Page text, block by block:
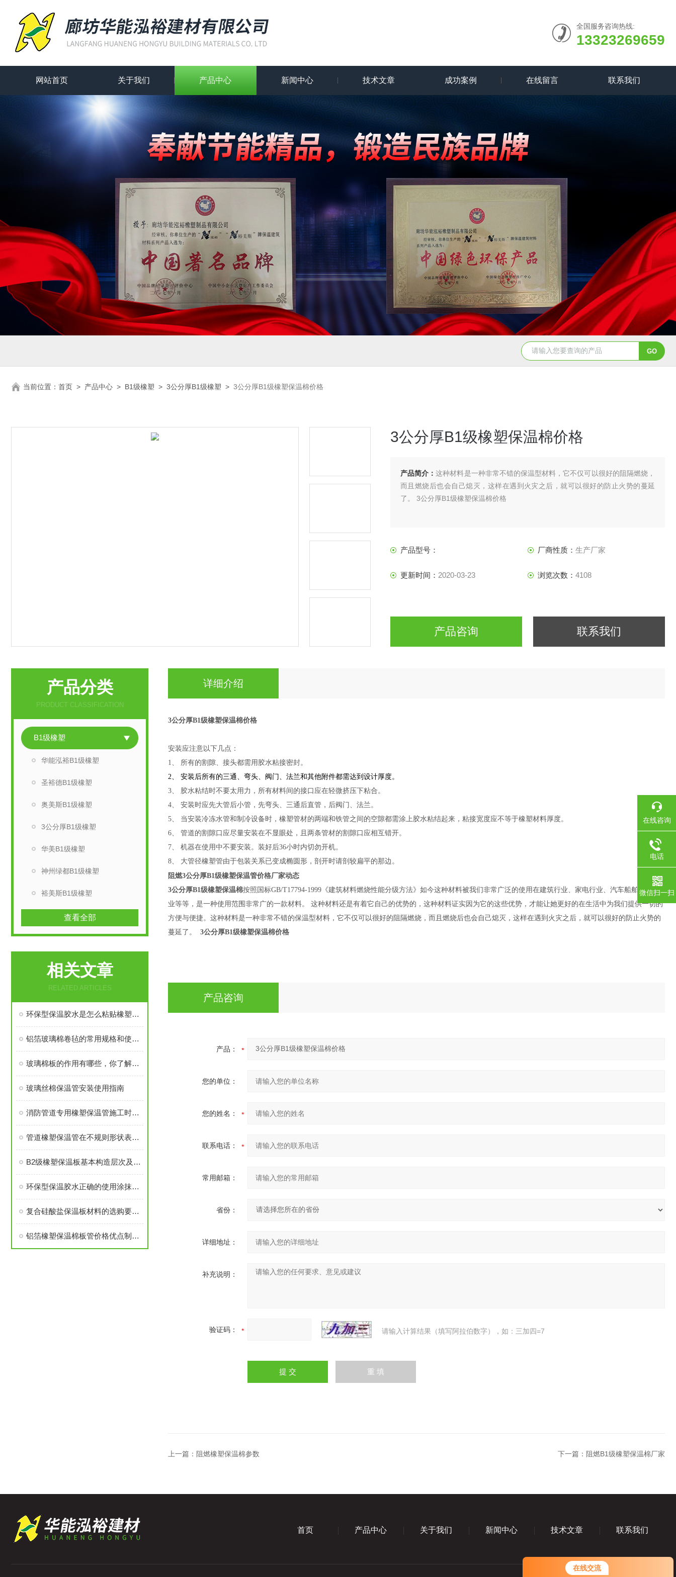
在线交流
您好！欢迎前来咨询，很高兴为您
服务，请问您要咨询什么问题呢？
全国服务咨询热线:
13323269659
网站首页 关于我们 产品中心 新闻中心 技术文章 成功案例 在线留言 联系我们
当前位置： 首页 > 产品中心 > B1级橡塑 > 3公分厚B1级橡塑 > 3公分厚B1级橡塑保温棉价格
3公分厚B1级橡塑保温棉价格
产品简介：这种材料是一种非常不错的保温型材料，它不仅可以很好的阻隔燃烧，
而且燃烧后也会自己熄灭，这样在遇到火灾之后，就可以很好的防止火势的蔓延
了。 3公分厚B1级橡塑保温棉价格
产品型号： 厂商性质： 生产厂家
更新时间： 2020-03-23 浏览次数： 4108
产品咨询 联系我们
产品分类
PRODUCT CLASSIFICATION
B1级橡塑
华能泓裕B1级橡塑
圣裕德B1级橡塑
奥美斯B1级橡塑
3公分厚B1级橡塑
华美B1级橡塑
神州绿都B1级橡塑
裕美斯B1级橡塑
查看全部
相关文章
RELATED ARTICLES
环保型保温胶水是怎么粘贴橡塑保温材料的？
铝箔玻璃棉卷毡的常用规格和使用方法
玻璃棉板的作用有哪些，你了解吗？
玻璃丝棉保温管安装使用指南
消防管道专用橡塑保温管施工时胶布的作用
管道橡塑保温管在不规则形状表面上的应用
B2级橡塑保温板基本构造层次及节能应用
环保型保温胶水正确的使用涂抹方法
复合硅酸盐保温板材料的选购要点说明
铝箔橡塑保温棉板管价格优点制作工艺
详细介绍
3公分厚B1级橡塑保温棉价格
安装应注意以下几点：
1、 所有的割隙、接头都需用胶水粘接密封。
2、 安装后所有的三通、弯头、阀门、 法兰和其他附件都需达到设计厚度。
3、 胶水粘结时不要太用力，所有材料间的接口应在轻微挤压下粘合。
4、 安装时应先大管后小管，先弯头、三通后直管，后阀门、法兰。
5、 当安装冷冻水管和制冷设备时，橡塑管材的两端和铁管之间的空隙都需涂上胶水粘结起来，粘接宽度应不等于橡塑材料厚度。
6、 管道的割隙口应尽量安装在不显眼处，且两条管材的割隙口应相互错开。
7、 机器在使用中不要安装。装好后36小时内切勿开机。
8、 大管径橡塑管由于包装关系已变成椭圆形，剖开时请剖较扁平的那边。
阻燃3公分厚B1级橡塑保温管价格厂家动态
3公分厚B1级橡塑保温棉按照国标GB/T17794-1999《建筑材料燃烧性能分级方法》如今这种材料被我们非常广泛的使用在建筑行业、家电行业、汽车船舶建造行
业等等，是一种使用范围非常广的一款材料。 这种材料还是有着它自己的优势的，这种材料证实因为它的这些优势，才能让她更好的在生活中为我们提供一切的
方便与便捷。这种材料是一种非常不错的保温型材料，它不仅可以很好的阻隔燃烧，而且燃烧后也会自己熄灭，这样在遇到火灾之后，就可以很好的防止火势的
蔓延了。 3公分厚B1级橡塑保温棉价格
产品咨询
产品：
您的单位：
您的姓名：
联系电话：
常用邮箱：
省份：
详细地址：
补充说明：
验证码： 请输入计算结果（填写阿拉伯数字），如：三加四=7
上一篇： 阻燃橡塑保温棉参数 下一篇： 阻燃B1级橡塑保温棉厂家
首页 产品中心 关于我们 新闻中心 技术文章 联系我们
在线咨询
电话
微信扫一扫